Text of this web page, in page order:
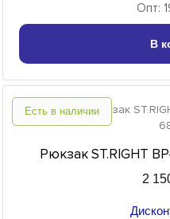
Опт:
В
Есть в наличии
Рюкзак ST.RIGHT
2